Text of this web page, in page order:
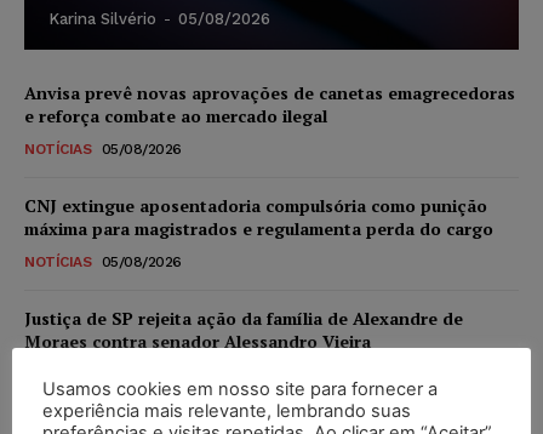
Karina Silvério - 05/08/2026
Anvisa prevê novas aprovações de canetas emagrecedoras
e reforça combate ao mercado ilegal
NOTÍCIAS 05/08/2026
CNJ extingue aposentadoria compulsória como punição
máxima para magistrados e regulamenta perda do cargo
NOTÍCIAS 05/08/2026
Justiça de SP rejeita ação da família de Alexandre de
Moraes contra senador Alessandro Vieira
Usamos cookies em nosso site para fornecer a
experiência mais relevante, lembrando suas